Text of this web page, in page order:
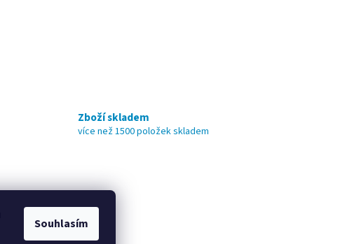
Souhlasím
Zboží skladem
více než 1500 položek skladem